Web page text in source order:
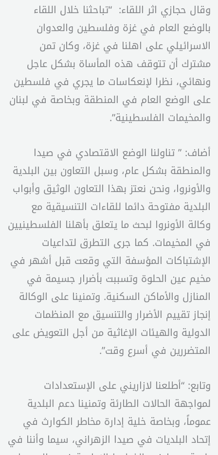
وقال حجازي اثر اللقاء: “تباحثنا خلال اللقاء
بالوضع العام في غزة وفلسطين والعدوان
الاسرائيلي على اهلنا في غزة، وكان تمن
مشترك أن تتوقف هذه المأساة بشكل عاجل
ونهائي، نظرا لإنعكاسات ما يجري في فلسطين
على الوضع العام في المنطقة وبخاصة في لبنان
والمخيمات الفلسطينية”.
أضاف: ” تناولنا الوضع الاقتصادي في صيدا
والمنطقة بشكل عام، وسبل التعاون بين البلدية
والأونروا، ونحن نعتز بهذا التعاون الوثيق وأبواب
البلدية مفتوحة دائما للقاءات التنسيقية مع
وكالة الأونروا لبحث ما يتعلق بأهلنا الفلسطينيين
في المخيمات. كما جرى التطرق لتداعيات
الإشتباكات المؤسفة التي وقعت قبل أشهر في
مخيم عين الحلوة وتسببت بأضرار جسيمة في
المنازل والأماكن السكنية. وتمنينا على الوكالة
إنجاز تقييم الأضرار والتنسيق مع المنظمات
الدولية والهيئات الإغاثية من أجل التعويض على
المتضررين في أسرع وقت”.
وتابع: “أطلعنا لازاريني على الإستعدادات
لمواجهة الحالات الطارئة وتمنينا دعم البلدية
عموماً، وبخاصة خلية إدارة مخاطر الكوارث في
إتحاد البلديات في صيدا الزهراني، سيما وأننا في